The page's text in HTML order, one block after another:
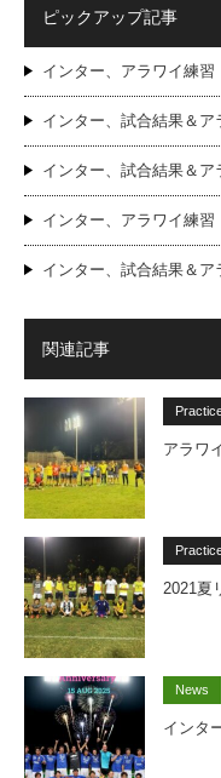
ピックアップ記事
インター、アラワイ練習
インター、試合結果＆ア
インター、試合結果＆ア
インター、アラワイ練習
インター、試合結果＆ア
関連記事
アラワ
2021夏
News
インタ